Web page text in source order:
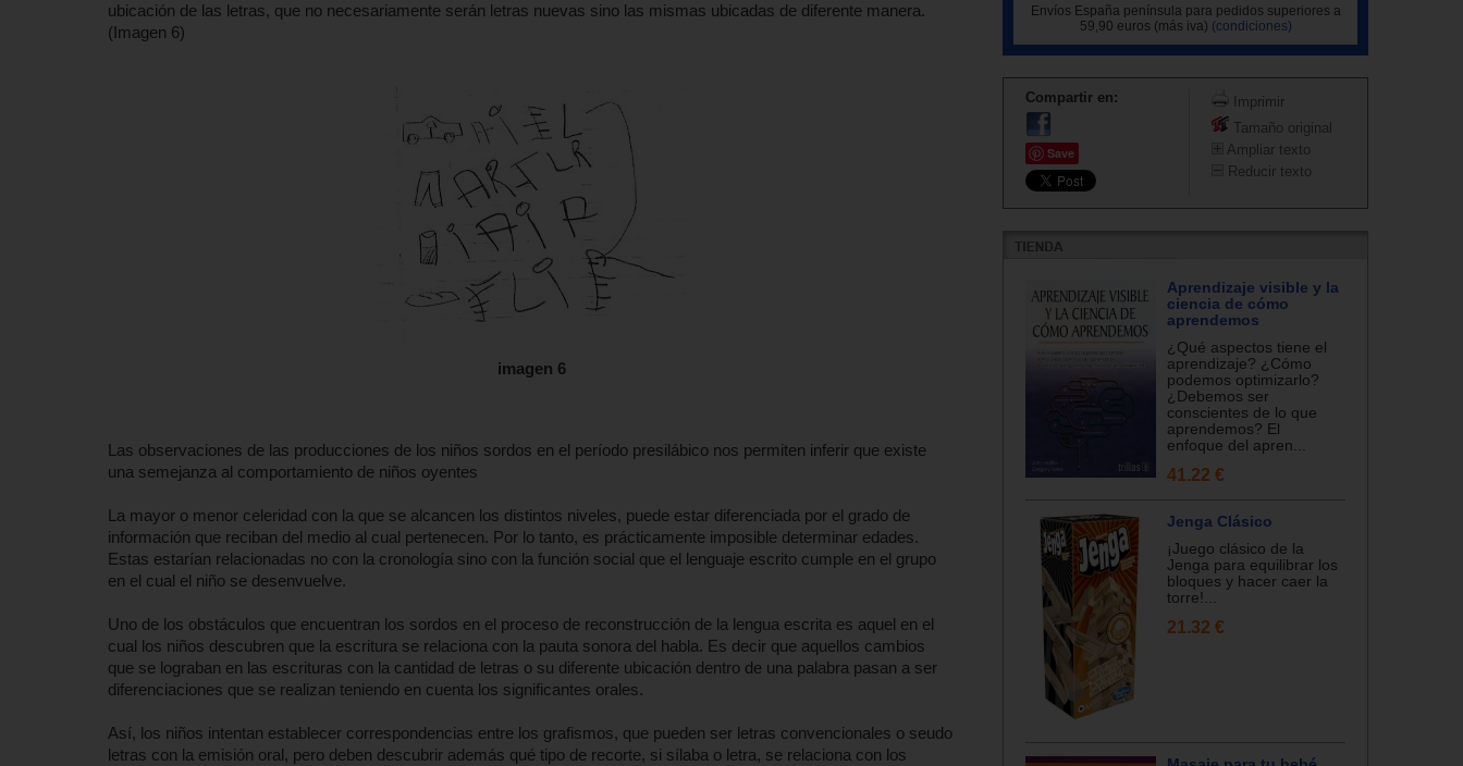
ubicación de las letras, que no necesariamente serán letras nuevas sino las mismas ubicadas de diferente manera.
(Imagen 6)
imagen 6
Las observaciones de las producciones de los niños sordos en el período presilábico nos permiten inferir que existe
una semejanza al comportamiento de niños oyentes
La mayor o menor celeridad con la que se alcancen los distintos niveles, puede estar diferenciada por el grado de
información que reciban del medio al cual pertenecen. Por lo tanto, es prácticamente imposible determinar edades.
Estas estarían relacionadas no con la cronología sino con la función social que el lenguaje escrito cumple en el grupo
en el cual el niño se desenvuelve.
Uno de los obstáculos que encuentran los sordos en el proceso de reconstrucción de la lengua escrita es aquel en el
cual los niños descubren que la escritura se relaciona con la pauta sonora del habla. Es decir que aquellos cambios
que se lograban en las escrituras con la cantidad de letras o su diferente ubicación dentro de una palabra pasan a ser
diferenciaciones que se realizan teniendo en cuenta los significantes orales.
Así, los niños intentan establecer correspondencias entre los grafismos, que pueden ser letras convencionales o seudo
letras con la emisión oral, pero deben descubrir además qué tipo de recorte, si sílaba o letra, se relaciona con los
Envíos España península para pedidos superiores a
59,90 euros (más iva) (condiciones)
Compartir en:
Save
Imprimir
Tamaño original
Ampliar texto
Reducir texto
Aprendizaje visible y la
ciencia de cómo
aprendemos
¿Qué aspectos tiene el
aprendizaje? ¿Cómo
podemos optimizarlo?
¿Debemos ser
conscientes de lo que
aprendemos? El
enfoque del apren...
41.22 €
Jenga Clásico
¡Juego clásico de la
Jenga para equilibrar los
bloques y hacer caer la
torre!...
21.32 €